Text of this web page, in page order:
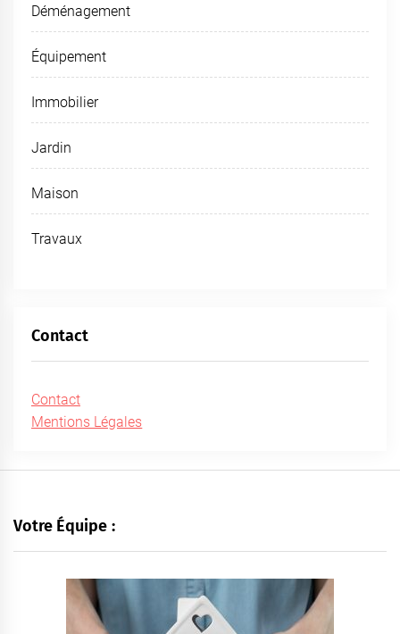
Déménagement
Équipement
Immobilier
Jardin
Maison
Travaux
Contact
Contact
Mentions Légales
Votre Équipe :